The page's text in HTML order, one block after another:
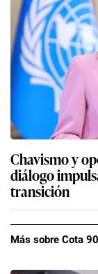
Chavismo y
diálogo
transición
Más sobre Cota